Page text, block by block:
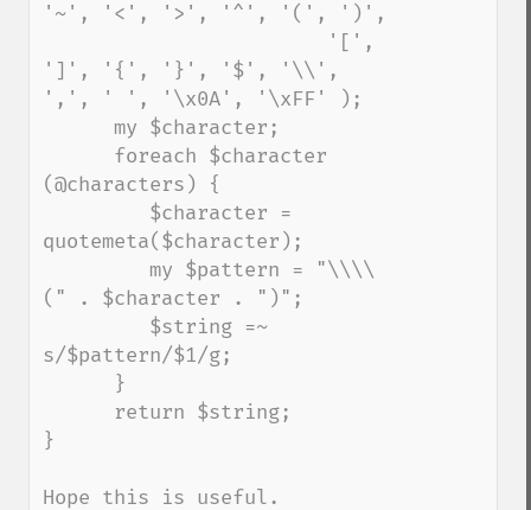
'~', '<', '>', '^', '(', ')',
']', '{', '}', '$', '\\',
',', ' ', '\x0A', '\xFF' );
(@characters) {
quotemeta($character);
(" . $character . ")";
s/$pattern/$1/g;
}
Hope this is useful.